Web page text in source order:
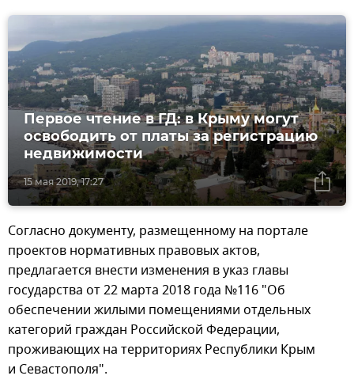
15 мая 2019, 17:27
Первое чтение в ГД: в Крыму могут
освободить от платы за регистрацию
недвижимости
Согласно документу, размещенному на портале
проектов нормативных правовых актов,
предлагается внести изменения в указ главы
государства от 22 марта 2018 года №116 "Об
обеспечении жилыми помещениями отдельных
категорий граждан Российской Федерации,
проживающих на территориях Республики Крым
и Севастополя".